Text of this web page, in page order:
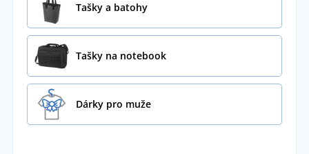
Tašky a batohy
Tašky na notebook
Dárky pro muže